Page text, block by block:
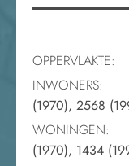
OPPERVLAKTE:
INWONERS:
(1970), 2568
WONINGEN:
(1970), 1434